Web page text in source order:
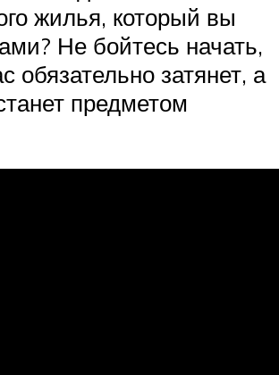
жилья, который вы
Не бойтесь начать,
обязательно затянет, а
предметом